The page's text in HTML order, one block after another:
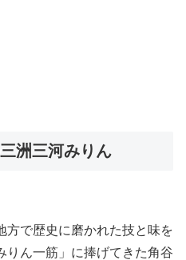
洲三河みりん
方で歴史に磨かれた技と味を
りん一筋」に捧げてきた角谷